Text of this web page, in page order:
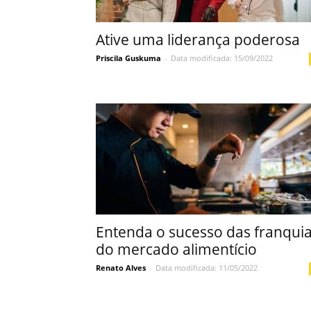
Ative uma liderança poderosa
Priscila Guskuma - Data modificada: 15/09/2022
Entenda o sucesso das
do mercado alimentício
Renato Alves - Data modificada: 11/05/2022